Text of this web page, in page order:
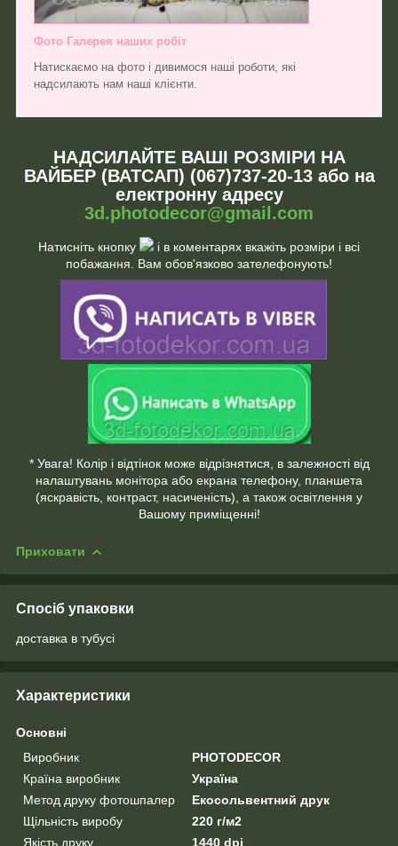
Фото Галерея наших робіт
Натискаємо на фото і дивимося наші роботи, які
надсилають нам наші клієнти.
НАДСИЛАЙТЕ ВАШІ РОЗМІРИ НА
ВАЙБЕР (ВАТСАП) (067)737-20-13 або на
електронну адресу
3d.photodecor@gmail.com
Натисніть кнопку
і в коментарях вкажіть розміри і всі
побажання. Вам обов'язково зателефонують!
* Увага! Колір і відтінок може відрізнятися, в залежності від
налаштувань монітора або екрана телефону, планшета
(яскравість, контраст, насиченість), а також освітлення у
Вашому приміщенні!
Приховати
Спосіб упаковки
доставка в тубусі
Характеристики
Основні
Виробник
PHOTODECOR
Країна виробник
Україна
Метод друку фотошпалер
Екосольвентний друк
Щільність виробу
220 г/м2
Якість друку
1440 dpi